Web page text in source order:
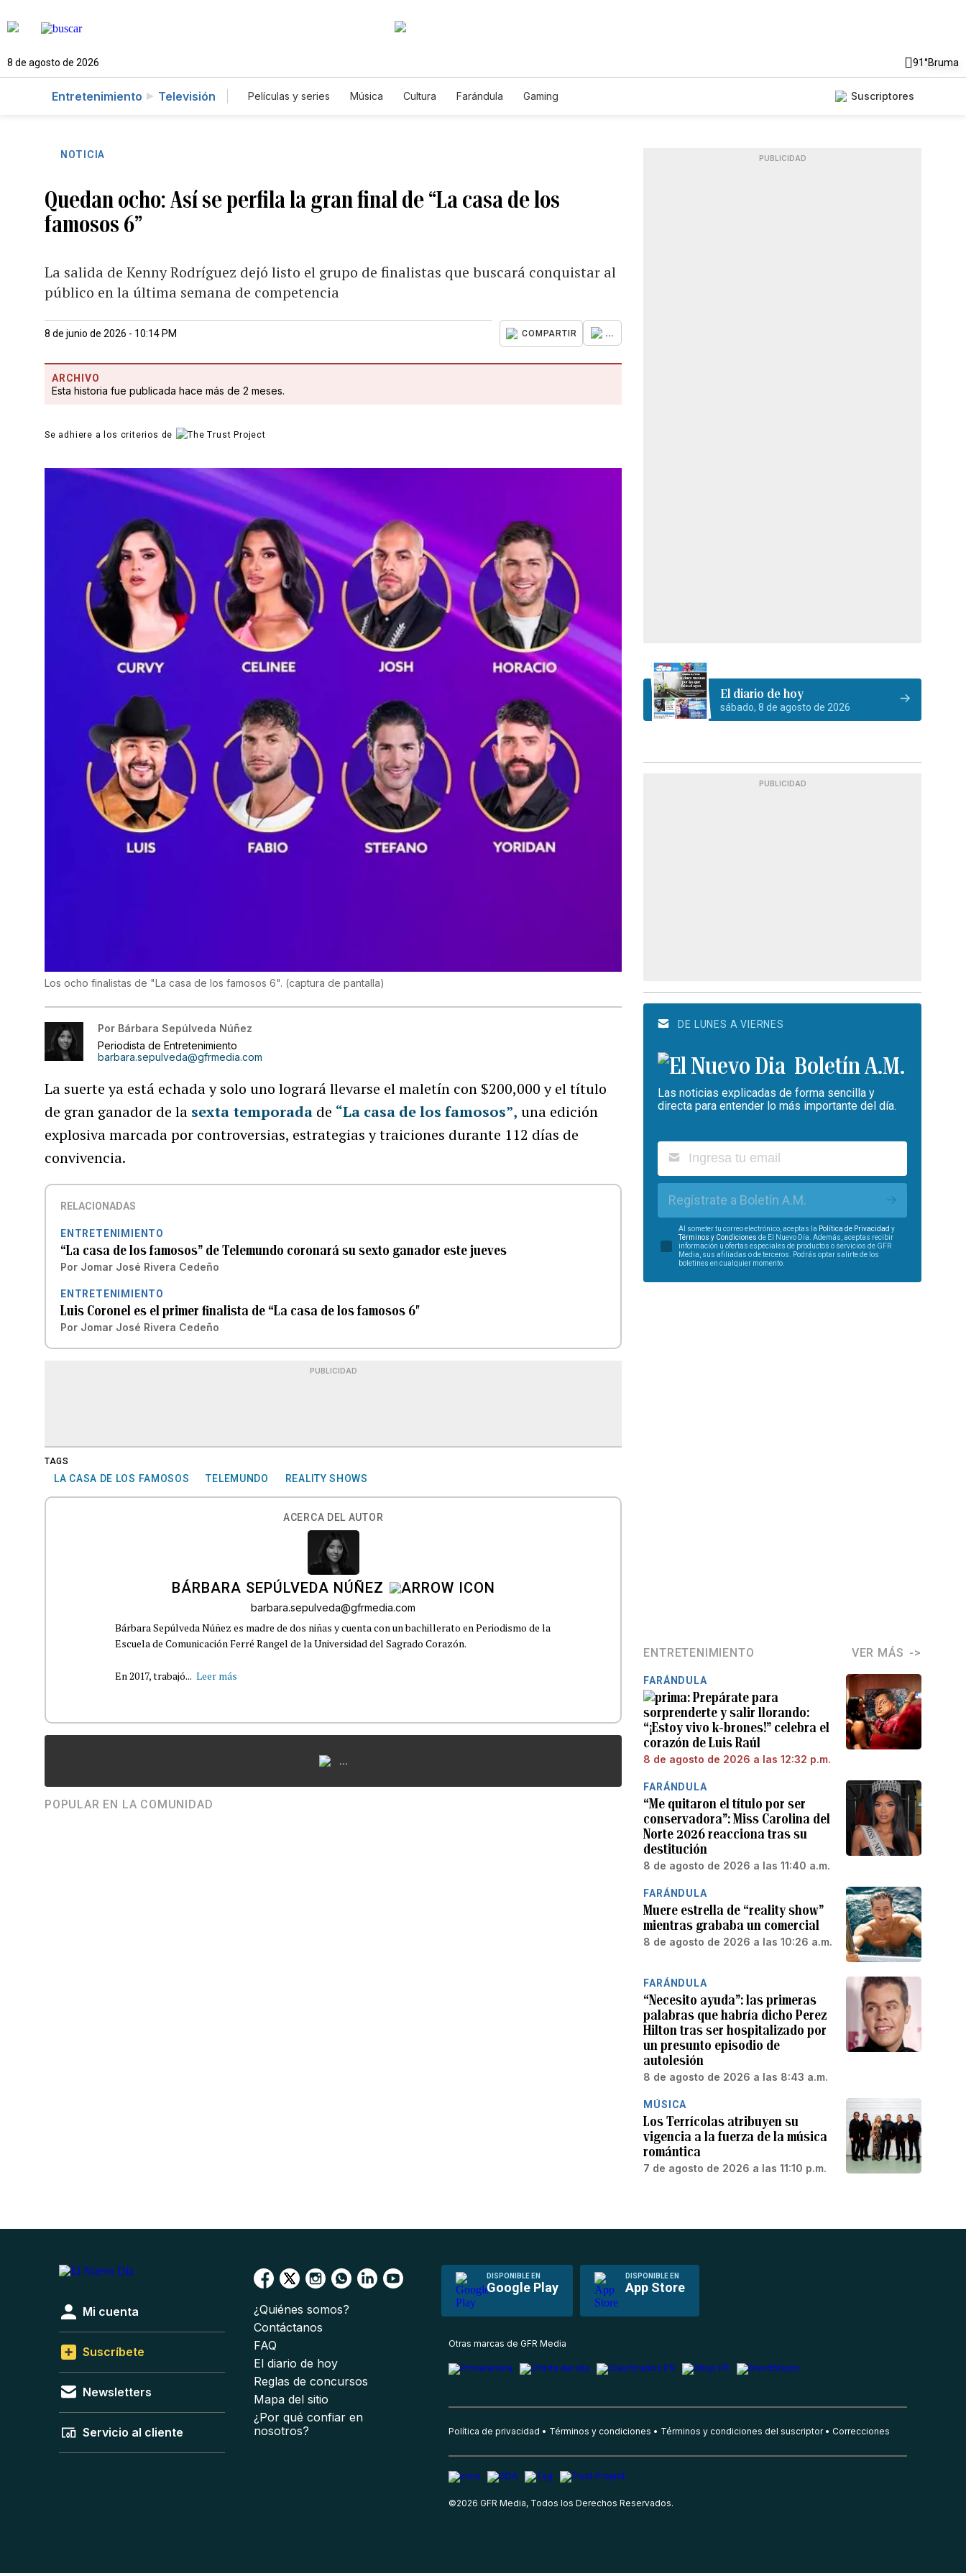
8 de agosto de 2026 91°Bruma
Entretenimiento Televisión Películas y series Música Cultura Farándula Gaming Suscriptores
NOTICIA
Quedan ocho: Así se perfila la gran final de “La casa de los
famosos 6”
La salida de Kenny Rodríguez dejó listo el grupo de finalistas que buscará conquistar al
público en la última semana de competencia
8 de junio de 2026 - 10:14 PM COMPARTIR ...
ARCHIVO
Esta historia fue publicada hace más de 2 meses.
Se adhiere a los criterios de
Los ocho finalistas de "La casa de los famosos 6". (captura de pantalla)
Por Bárbara Sepúlveda Núñez
Periodista de Entretenimiento
barbara.sepulveda@gfrmedia.com
La suerte ya está echada y solo uno logrará llevarse el maletín con $200,000 y el título
de gran ganador de la sexta temporada de “La casa de los famosos”, una edición
explosiva marcada por controversias, estrategias y traiciones durante 112 días de
convivencia.
RELACIONADAS
ENTRETENIMIENTO
“La casa de los famosos” de Telemundo coronará su sexto ganador este jueves
Por Jomar José Rivera Cedeño
ENTRETENIMIENTO
Luis Coronel es el primer finalista de “La casa de los famosos 6″
Por Jomar José Rivera Cedeño
PUBLICIDAD
TAGS
LA CASA DE LOS FAMOSOS TELEMUNDO REALITY SHOWS
ACERCA DEL AUTOR
BÁRBARA SEPÚLVEDA NÚÑEZ
barbara.sepulveda@gfrmedia.com
Bárbara Sepúlveda Núñez es madre de dos niñas y cuenta con un bachillerato en Periodismo de la
Escuela de Comunicación Ferré Rangel de la Universidad del Sagrado Corazón.
En 2017, trabajó... Leer más
...
POPULAR EN LA COMUNIDAD
PUBLICIDAD
El diario de hoy
sábado, 8 de agosto de 2026
PUBLICIDAD
DE LUNES A VIERNES
Boletín A.M.
Las noticias explicadas de forma sencilla y
directa para entender lo más importante del día.
Regístrate a Boletín A.M.
Al someter tu correo electrónico, aceptas la Política de Privacidad y
Términos y Condiciones de El Nuevo Día. Además, aceptas recibir
información u ofertas especiales de productos o servicios de GFR
Media, sus afiliadas o de terceros. Podrás optar salirte de los
boletines en cualquier momento.
ENTRETENIMIENTO VER MÁS
FARÁNDULA
Prepárate para
sorprenderte y salir llorando:
“¡Estoy vivo k-brones!” celebra el
corazón de Luis Raúl
8 de agosto de 2026 a las 12:32 p.m.
FARÁNDULA
“Me quitaron el título por ser
conservadora”: Miss Carolina del
Norte 2026 reacciona tras su
destitución
8 de agosto de 2026 a las 11:40 a.m.
FARÁNDULA
Muere estrella de “reality show”
mientras grababa un comercial
8 de agosto de 2026 a las 10:26 a.m.
FARÁNDULA
“Necesito ayuda”: las primeras
palabras que habría dicho Perez
Hilton tras ser hospitalizado por
un presunto episodio de
autolesión
8 de agosto de 2026 a las 8:43 a.m.
MÚSICA
Los Terrícolas atribuyen su
vigencia a la fuerza de la música
romántica
7 de agosto de 2026 a las 11:10 p.m.
DISPONIBLE EN
Google Play
DISPONIBLE EN
App Store
Mi cuenta
Suscríbete
Newsletters
Servicio al cliente
¿Quiénes somos?
Contáctanos
FAQ
El diario de hoy
Reglas de concursos
Mapa del sitio
¿Por qué confiar en
nosotros?
Otras marcas de GFR Media
Política de privacidad Términos y condiciones Términos y condiciones del suscriptor Correcciones
©2026 GFR Media, Todos los Derechos Reservados.